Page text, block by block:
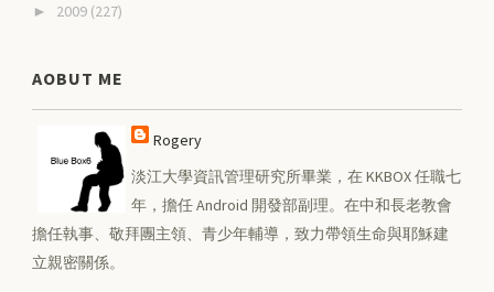
► 2009 (227)
AOBUT ME
Rogery
淡江大學資訊管理研究所畢業，在 KKBOX 任職七
年，擔任 Android 開發部副理。在中和長老教會
擔任執事、敬拜團主領、青少年輔導，致力帶領生命與耶穌建
立親密關係。